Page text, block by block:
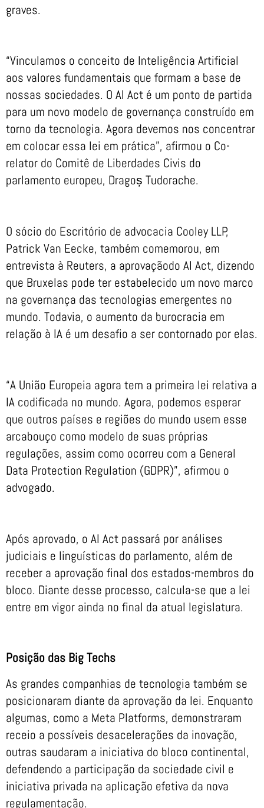
graves.
“Vinculamos o conceito de Inteligência Artificial
aos valores fundamentais que formam a base de
nossas sociedades. O AI Act é um ponto de partida
para um novo modelo de governança construído em
torno da tecnologia. Agora devemos nos concentrar
em colocar essa lei em prática”, afirmou o Co-
relator do Comitê de Liberdades Civis do
parlamento europeu, Dragoș Tudorache.
O sócio do Escritório de advocacia Cooley LLP,
Patrick Van Eecke, também comemorou, em
entrevista à Reuters, a aprovaçãodo AI Act, dizendo
que Bruxelas pode ter estabelecido um novo marco
na governança das tecnologias emergentes no
mundo. Todavia, o aumento da burocracia em
relação à IA é um desafio a ser contornado por elas.
“A União Europeia agora tem a primeira lei relativa a
IA codificada no mundo. Agora, podemos esperar
que outros países e regiões do mundo usem esse
arcabouço como modelo de suas próprias
regulações, assim como ocorreu com a General
Data Protection Regulation (GDPR)”, afirmou o
advogado.
Após aprovado, o AI Act passará por análises
judiciais e linguísticas do parlamento, além de
receber a aprovação final dos estados-membros do
bloco. Diante desse processo, calcula-se que a lei
entre em vigor ainda no final da atual legislatura.
Posição das Big Techs
As grandes companhias de tecnologia também se
posicionaram diante da aprovação da lei. Enquanto
algumas, como a Meta Platforms, demonstraram
receio a possíveis desacelerações da inovação,
outras saudaram a iniciativa do bloco continental,
defendendo a participação da sociedade civil e
iniciativa privada na aplicação efetiva da nova
regulamentação.